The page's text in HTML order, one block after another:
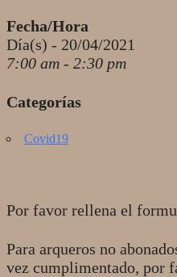
Fecha/Hora
Día(s) - 20/04/2021
7:00 am - 2:30 pm
Categorías
Covid19
Por favor rellena el
Para arqueros no
vez cumplimentado, por